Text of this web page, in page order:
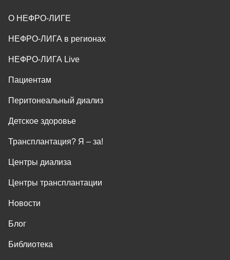
О НЕФРО-ЛИГЕ
НЕФРО-ЛИГА в регионах
НЕФРО-ЛИГА Live
Пациентам
Перитонеальный диализ
Детское здоровье
Трансплантация? Я ‒ за!
Центры диализа
Центры трансплантации
Новости
Блог
Библиотека